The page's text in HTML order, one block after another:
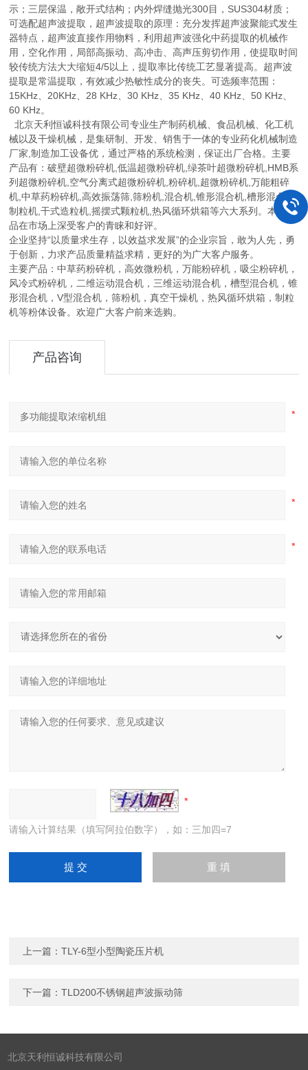
示；三层保温，敞开式结构；内外焊缝抛光300目，SUS304材质；
可选配超声波提取，超声波提取的原理：充分发挥超声波聚能式发生
器特点，超声波直接作用物料，利用超声波强化中药提取的机械作
用，空化作用，局部高振动、高冲击、高声压剪切作用，使提取时间
较传统方法大大缩短4/5以上，提取率比传统工艺显著提高。超声波
提取是常温提取，有效减少热敏性成分的丧失。可选频率范围：
15KHz、20KHz、28 KHz、30 KHz、35 KHz、40 KHz、50 KHz、
60 KHz。
北京天利恒诚科技有限公司专业生产制药机械、食品机械、化工机
械以及干燥机械，是集研制、开发、销售于一体的专业药化机械制造
厂家,制造加工设备优，通过严格的系统检测，保证出厂合格。主要
产品有：破壁超微粉碎机,低温超微粉碎机,绿茶叶超微粉碎机,HMB系
列超微粉碎机,空气分离式超微粉碎机,粉碎机,超微粉碎机,万能粗碎
机,中草药粉碎机,高效振荡筛,筛粉机,混合机,锥形混合机,槽形混合机,
制粒机,干式造粒机,摇摆式颗粒机,热风循环烘箱等六大系列。本厂产
品在市场上深受客户的青睐和好评。
企业坚持“以质量求生存，以效益求发展”的企业宗旨，敢为人先，勇
于创新，力求产品质量精益求精，更好的为广大客户服务。
主要产品：中草药粉碎机，高效微粉机，万能粉碎机，吸尘粉碎机，
风冷式粉碎机，二维运动混合机，三维运动混合机，槽型混合机，锥
形混合机，V型混合机，筛粉机，真空干燥机，热风循环烘箱，制粒
机等粉体设备。欢迎广大客户前来选购。
产品咨询
请输入计算结果（填写阿拉伯数字），如：三加四=7
上一篇：TLY-6型小型陶瓷压片机
下一篇：TLD200不锈钢超声波振动筛
北京天利恒诚科技有限公司